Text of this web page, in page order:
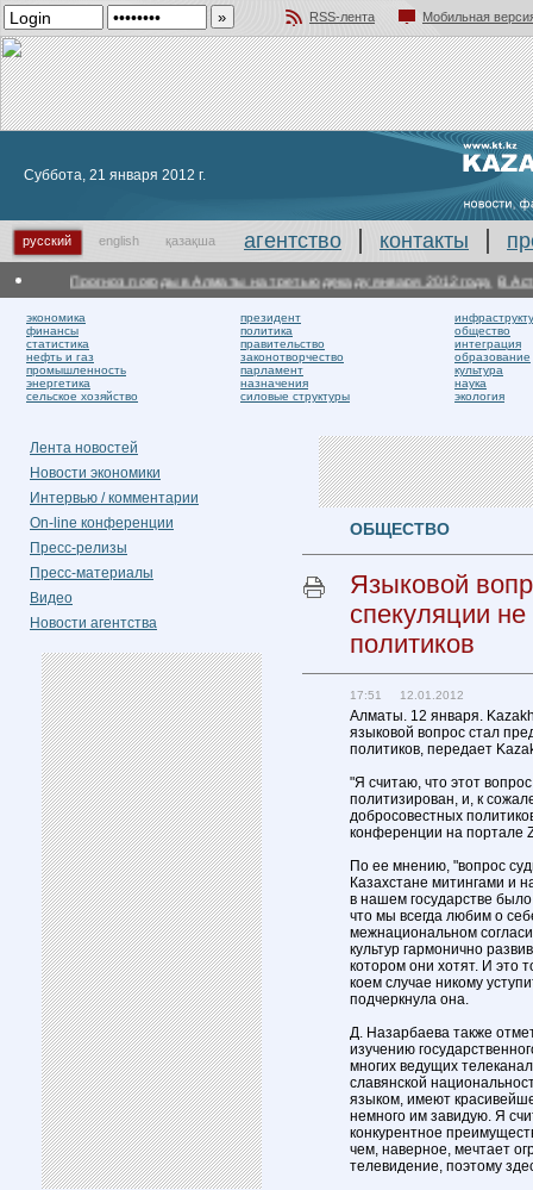
RSS-лента
Мобильная
Суббота, 21 января 2012 г.
русский english қазақша агентство контакты
Прогноз погоды в Алматы на третью декаду января 2012 года В
экономика
финансы
статистика
нефть и газ
промышленность
энергетика
сельское хозяйство
президент
политика
правительство
законотворчество
парламент
назначения
силовые структуры
общество
интеграция
образование
культура
наука
экология
Лента новостей
Новости экономики
Интервью / комментарии
On-line конференции
Пресс-релизы
Пресс-материалы
Видео
Новости агентства
ОБЩЕСТВО
Языковой
спекуляции
политиков
17:51 12.01.2012
Алматы. 12 января.
языковой вопрос стал
политиков, передает
"Я считаю, что этот
политизирован, и, к
добросовестных
конференции на портале
По ее мнению, "вопрос
Казахстане митингами и
в нашем государстве
что мы всегда любим о
межнациональном
культур гармонично
котором они хотят. И это
коем случае никому
подчеркнула она.
Д. Назарбаева также
изучению
многих ведущих
славянской
языком, имеют
немного им завидую. Я
конкурентное
чем, наверное, мечтает
телевидение, поэтому